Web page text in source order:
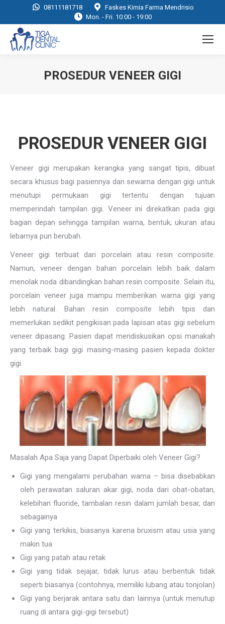
08111181718
Faskes Kimia Farma Mendrisio
Mon. - Fri. 10:00 - 19:00
PROSEDUR VENEER GIGI
PROSEDUR VENEER GIGI
Veneer gigi merupakan kerangka yang sangat tipis, dibuat
secara khusus bagi pasiennya dan sewarna dengan gigi untuk
menutupi permukaan gigi tertentu dengan tujuan
memperindah tampilan gigi. Veneer ini direkatkan pada gigi
bagian depan sehingga tampilan warna, bentuk, ukuran atau
lebarnya pun berubah.
Veneer gigi terbuat dari porcelain atau resin composite.
Namun, veneer dengan bahan porcelain lebih baik dalam
menolak noda dibandingkan bahan resin composite. Selain itu,
porcelain veneer juga mampu memberikan warna gigi yang
lebih natural. Bahan resin composite lebih tipis dan
memerlukan sedikit pengikisan pada lapisan atas gigi sebelum
veneer dipasang. Pasien dapat mendiskusikan opsi manakah
yang terbaik bagi gigi masing-masing pasien kepada dokter
gigi.
Masalah Apa Saja yang Dapat Diperbaiki oleh Veneer Gigi?
Gigi yang mengalami perubahan warna – bisa disebabkan
oleh perawatan saluran akar gigi, noda dari obat-obatan,
kelebihan fluoride, tambalan resin dalam jumlah besar, dan
sebagainya
Gigi yang terkikis, biasanya karena bruxism atau usia yang
makin tua
Gigi yang patah atau retak
Gigi yang tidak sejajar, tidak lurus atau berbentuk tidak
seperti biasanya (contohnya, memiliki lubang atau tonjolan)
Gigi yang berjarak antara satu dan lainnya (untuk menutup
ruang di antara gigi-gigi tersebut)